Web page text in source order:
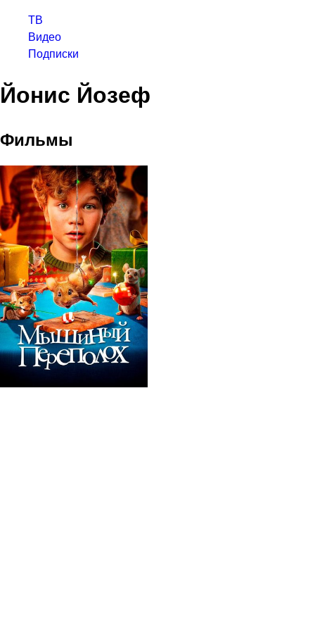
ТВ
Видео
Подписки
Йонис Йозеф
Фильмы